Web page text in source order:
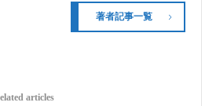
著者記事一覧
articles